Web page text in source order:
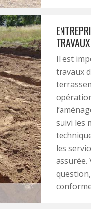
Il est
travaux
suivi les
les
assurée.